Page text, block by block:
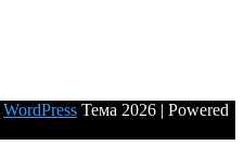
WordPress Тема 2026 | Powered